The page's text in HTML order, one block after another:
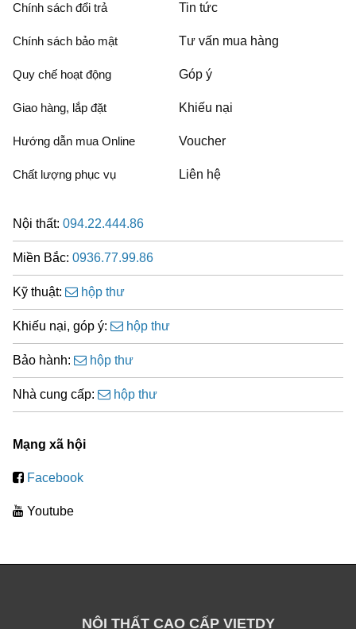
Chính sách đổi trả
Chính sách bảo mật
Quy chế hoạt động
Giao hàng, lắp đặt
Hướng dẫn mua Online
Chất lượng phục vụ
Tin tức
Tư vấn mua hàng
Góp ý
Khiếu nại
Voucher
Liên hệ
Nội thất: 094.22.444.86
Miền Bắc: 0936.77.99.86
Kỹ thuật: hộp thư
Khiếu nại, góp ý: hộp thư
Bảo hành: hộp thư
Nhà cung cấp: hộp thư
Mạng xã hội
Facebook
Youtube
NỘI THẤT CAO CẤP VIETDY